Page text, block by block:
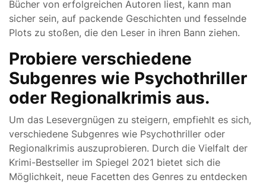
Bücher von erfolgreichen Autoren liest, kann man
sicher sein, auf packende Geschichten und fesselnde
Plots zu stoßen, die den Leser in ihren Bann ziehen.
Probiere verschiedene
Subgenres wie Psychothriller
oder Regionalkrimis aus.
Um das Lesevergnügen zu steigern, empfiehlt es sich,
verschiedene Subgenres wie Psychothriller oder
Regionalkrimis auszuprobieren. Durch die Vielfalt der
Krimi-Bestseller im Spiegel 2021 bietet sich die
Möglichkeit, neue Facetten des Genres zu entdecken